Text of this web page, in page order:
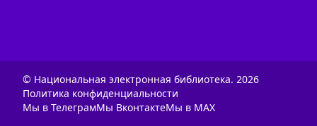
© Национальная электронная библиотека. 2026
Политика конфиденциальности
Мы в ТелеграмМы ВконтактеМы в MAX